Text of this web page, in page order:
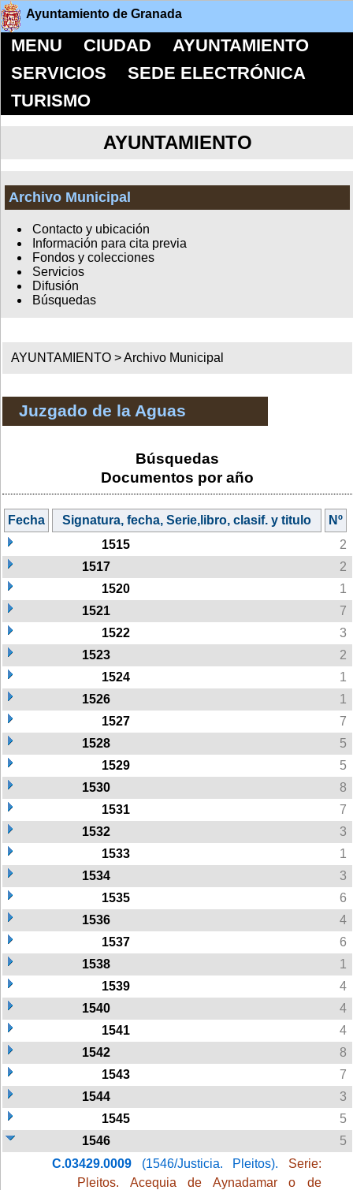
Ayuntamiento de Granada
MENU CIUDAD
AYUNTAMIENTO
SERVICIOS
SEDE ELECTRÓNICA
TURISMO
AYUNTAMIENTO
Archivo Municipal
Contacto y ubicación
Información para cita previa
Fondos y colecciones
Servicios
Difusión
Búsquedas
AYUNTAMIENTO >Archivo Municipal
Juzgado de la Aguas
Búsquedas
Documentos por año
Fecha Signatura, fecha, Serie,libro, clasif. y titulo
Nº
1515
2
1517
2
1520
1
1521
7
1522
3
1523
2
1524
1
1526
1
1527
7
1528
5
1529
5
1530
8
1531
7
1532
3
1533
1
1534
3
1535
6
1536
4
1537
6
1538
1
1539
4
1540
4
1541
4
1542
8
1543
7
1544
3
1545
5
1546
5
C.03429.0009 (1546/Justicia. Pleitos). Serie:
Pleitos. Acequia de Aynadamar o de